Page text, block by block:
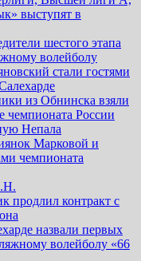
выступят в
шестого этапа
волейболу
стали гостями
из Обнинска взяли
чемпионата России
Непала
Марковой и
чемпионата
продлил контракт с
назвали первых
волейболу «66